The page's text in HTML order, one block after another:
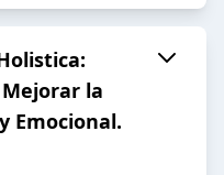
la
Emocional.